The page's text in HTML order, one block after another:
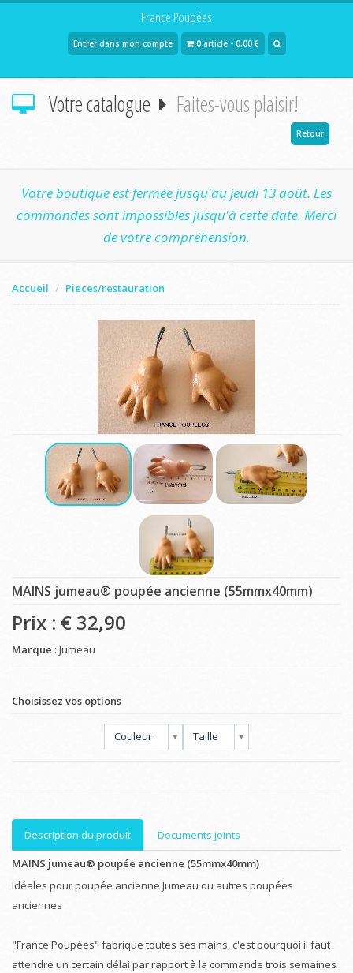
France Poupées
Entrer dans mon compte 0 article - 0,00 €
Votre catalogue Faites-vous plaisir!
Retour
Votre boutique est fermée jusqu'au jeudi 13 août. Les
commandes sont impossibles jusqu'à cette date. Merci
de votre compréhension.
Accueil Pieces/restauration
MAINS jumeau® poupée ancienne (55mmx40mm)
Prix : € 32,90
Marque : Jumeau
Choisissez vos options
Couleur Taille
Description du produit
Documents joints
MAINS jumeau® poupée ancienne (55mmx40mm)
Idéales pour poupée ancienne Jumeau ou autres poupées
anciennes
"France Poupées" fabrique toutes ses mains, c'est pourquoi il faut
attendre un certain délai par rapport à la commande trois semaines